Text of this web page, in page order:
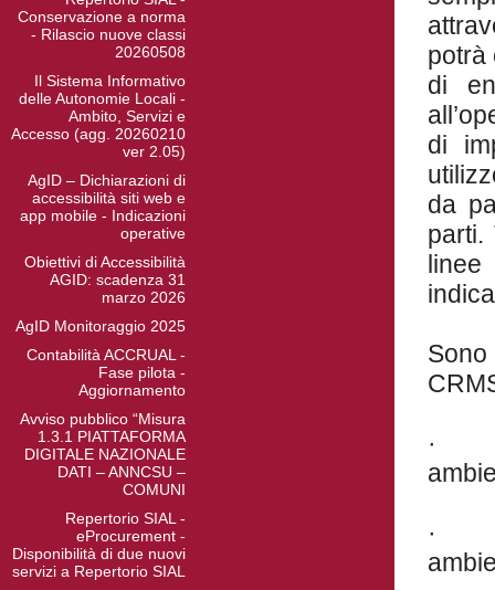
Conservazione a norma
- Rilascio nuove classi
20260508
Il Sistema Informativo
delle Autonomie Locali -
Ambito, Servizi e
Accesso (agg. 20260210
ver 2.05)
AgID – Dichiarazioni di
accessibilità siti web e
app mobile - Indicazioni
operative
Obiettivi di Accessibilità
AGID: scadenza 31
marzo 2026
AgID Monitoraggio 2025
Contabilità ACCRUAL -
Fase pilota -
Aggiornamento
Avviso pubblico “Misura
1.3.1 PIATTAFORMA
DIGITALE NAZIONALE
DATI – ANNCSU –
COMUNI
Repertorio SIAL -
eProcurement -
Disponibilità di due nuovi
servizi a Repertorio SIAL
potrà
di
di
da
parti.
linee
·
·